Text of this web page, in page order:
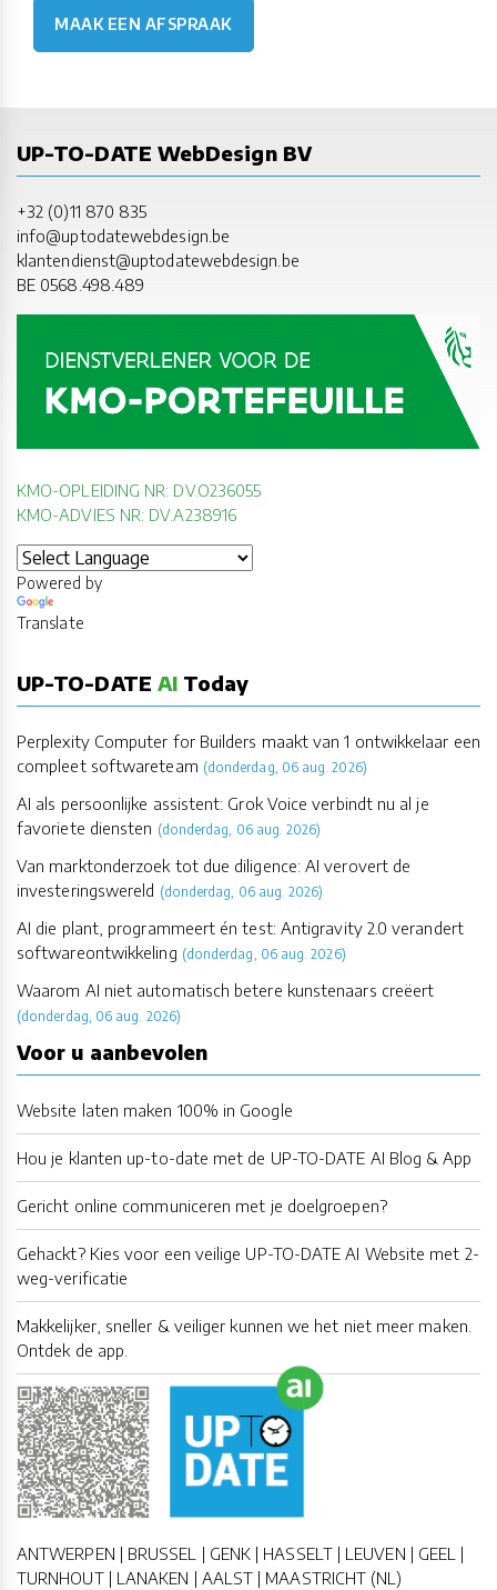
MAAK EEN AFSPRAAK
UP-TO-DATE WebDesign BV
+32 (0)11 870 835
info@uptodatewebdesign.be
klantendienst@uptodatewebdesign.be
BE 0568.498.489
KMO-OPLEIDING NR: DV.O236055
KMO-ADVIES NR: DV.A238916
Powered by
Translate
UP-TO-DATE AI Today
Perplexity Computer for Builders maakt van 1 ontwikkelaar een
compleet softwareteam (donderdag, 06 aug. 2026)
AI als persoonlijke assistent: Grok Voice verbindt nu al je
favoriete diensten (donderdag, 06 aug. 2026)
Van marktonderzoek tot due diligence: AI verovert de
investeringswereld (donderdag, 06 aug. 2026)
AI die plant, programmeert én test: Antigravity 2.0 verandert
softwareontwikkeling (donderdag, 06 aug. 2026)
Waarom AI niet automatisch betere kunstenaars creëert
(donderdag, 06 aug. 2026)
Voor u aanbevolen
Website laten maken 100% in Google
Hou je klanten up-to-date met de UP-TO-DATE AI Blog & App
Gericht online communiceren met je doelgroepen?
Gehackt? Kies voor een veilige UP-TO-DATE AI Website met 2-
weg-verificatie
Makkelijker, sneller & veiliger kunnen we het niet meer maken.
Ontdek de app.
ANTWERPEN | BRUSSEL | GENK | HASSELT | LEUVEN | GEEL |
TURNHOUT | LANAKEN | AALST | MAASTRICHT (NL)